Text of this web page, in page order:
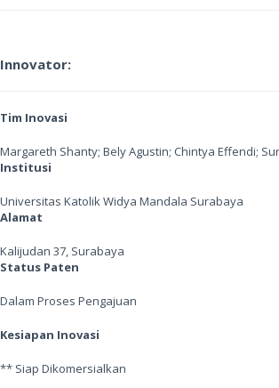
Innovator:
Tim Inovasi
Margareth Shanty; Bely Agustin; Chintya Effendi;
Institusi
Universitas Katolik Widya Mandala Surabaya
Alamat
Kalijudan 37, Surabaya
Status Paten
Dalam Proses Pengajuan
Kesiapan Inovasi
** Siap Dikomersialkan